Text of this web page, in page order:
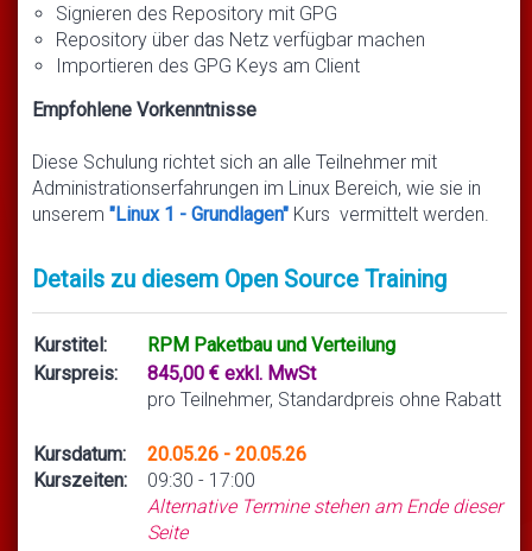
Signieren des Repository mit GPG
Repository über das Netz verfügbar machen
Importieren des GPG Keys am Client
Empfohlene Vorkenntnisse
Diese Schulung richtet sich an alle Teilnehmer mit
Administrationserfahrungen im Linux Bereich, wie sie in
unserem "Linux 1 - Grundlagen" Kurs vermittelt werden.
Details zu diesem Open Source Training
Kurstitel:
RPM Paketbau und Verteilung
Kurspreis:
845,00 € exkl. MwSt
pro Teilnehmer, Standardpreis ohne Rabatt
Kursdatum:
Kurszeiten:
20.05.26 - 20.05.26
09:30 - 17:00
Alternative Termine stehen am Ende dieser
Seite